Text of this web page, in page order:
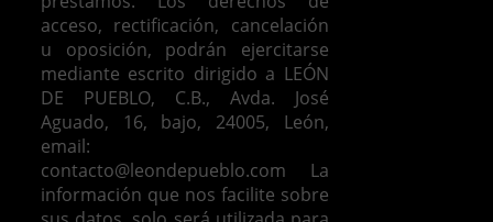
acceso, rectificación, cancelación
u oposición, podrán ejercitarse
mediante escrito dirigido a LEÓN
DE PUEBLO, C.B., Avda. José
Aguado, 16, bajo, 24005, León,
email:
contacto@leondepueblo.com
La
información que nos facilite sobre